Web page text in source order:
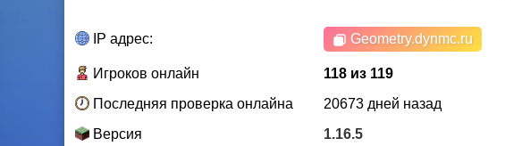
IP адрес: Geometry.dynmc.ru
Игроков онлайн
118 из 119
Последняя проверка онлайна
20673 дней назад
Версия
1.16.5